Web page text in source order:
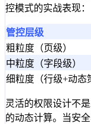
控模式的实战表现：
管控层级
粗粒度（页级）
中粒度（字段级）
细粒度（行级+动态
灵活的权限设计不
的动态计算。当安